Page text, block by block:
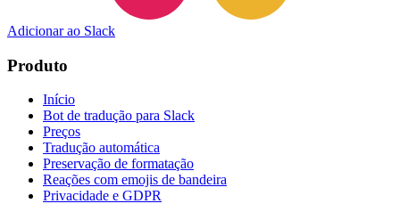
Adicionar ao Slack
Produto
Início
Bot de tradução para Slack
Preços
Tradução automática
Preservação de formatação
Reações com emojis de bandeira
Privacidade e GDPR